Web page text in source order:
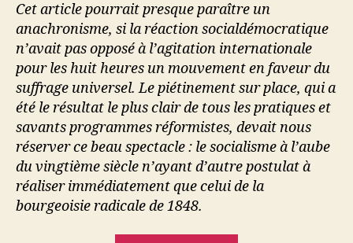
Cet article pourrait presque paraître un
anachronisme, si la réaction social­démocratique
n’avait pas opposé à l’agitation internationale
pour les huit heures un mouvement en faveur du
suffrage universel. Le piétinement sur place, qui a
été le résultat le plus clair de tous les pratiques et
savants programmes réformistes, devait nous
réserver ce beau spectacle : le socialisme à l’aube
du vingtième siècle n’ayant d’autre postulat à
réaliser immédiatement que celui de la
bourgeoisie radicale de 1848.